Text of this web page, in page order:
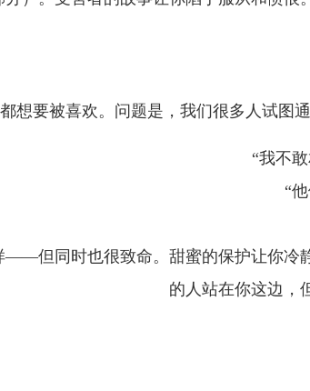
想要被喜欢。问题是，我们很多人试图
“我不
“
但同时也很致命。甜蜜的保护让你冷
的人站在你这边，